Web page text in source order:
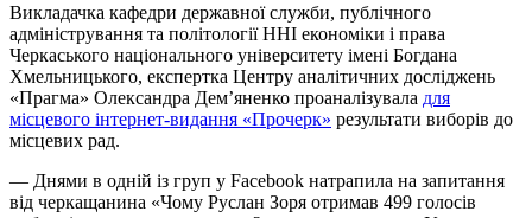
Викладачка кафедри державної служби, публічного
адміністрування та політології ННІ економіки і права
Черкаського національного університету імені Богдана
Хмельницького, експертка Центру аналітичних досліджень
«Прагма» Олександра Дем’яненко проаналізувала для
місцевого інтернет-видання «Прочерк» результати виборів до
місцевих рад.
— Днями в одній із груп у Facebook натрапила на запитання
від черкащанина «Чому Руслан Зоря отримав 499 голосів